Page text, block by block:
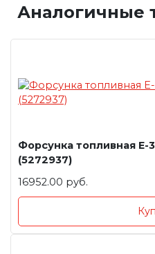
Аналогичные
Форсунка топливная E-
(5272937)
16952.00 руб.